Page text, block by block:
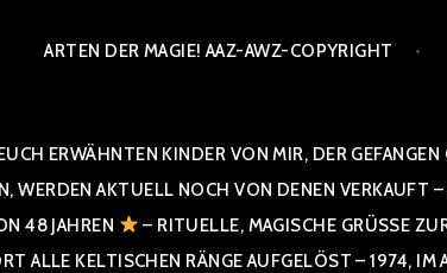
ARTEN DER MAGIE! AAZ-AWZ-COPYRIGHT
ERWÄHNTEN KINDER VON MIR, DER
AKTUELL NOCH VON DENEN VERKAUFT
48 JAHREN
– RITUELLE, MAGISCHE GRÜSSE
KELTISCHEN RÄNGE AUFGELÖST – 1974, IM